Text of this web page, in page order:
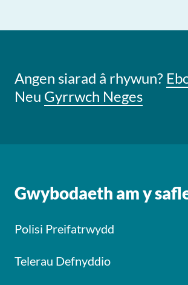
Angen siarad â rhywun?
Neu Gyrrwch Neges
Gwybodaeth am y
Polisi Preifatrwydd
Telerau Defnyddio